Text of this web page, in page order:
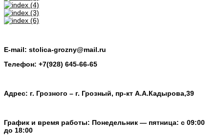
E-mail: stolica-grozny@mail.ru
Телефон: +7(928) 645-66-65
Адрес: г. Грозного – г. Грозный, пр-кт А.А.Кадырова,39
График и время работы: Понедельник — пятница: с 09:00
до 18:00